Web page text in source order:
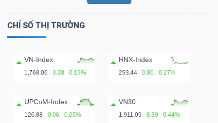
CHỈ SỐ THỊ TRƯỜNG
VN-Index
1,768.06 3.28 0.19%
HNX-Index
293.44 0.80 0.27%
UPCoM-Index
126.88 0.06 0.05%
VN30
1,911.09 8.30 0.44%